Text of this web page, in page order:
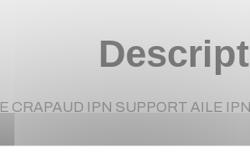
CRAPAUD IPN SUPPORT AILE